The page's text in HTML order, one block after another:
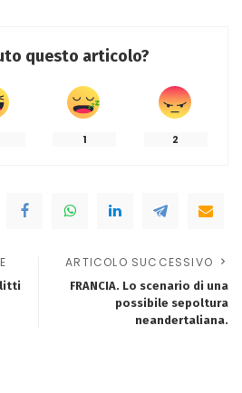
questo articolo?
1 2
ARTICOLO SUCCESSIVO
FRANCIA. Lo scenario di una
possibile sepoltura
neandertaliana.